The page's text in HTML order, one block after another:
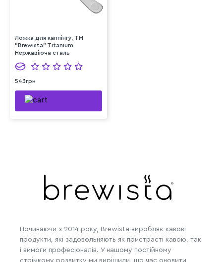
Ложка для каппінгу, TM
"Brewista" Titanium
Нержавіюча сталь
543грн
Починаючи з 2014 року, Brewista виробляє кавові
продукти, які задовольняють як пристрасті кавою, так
і вимоги професіоналів. У нашому постійному
стрімкому розвитку ми вирішили, що час оновити